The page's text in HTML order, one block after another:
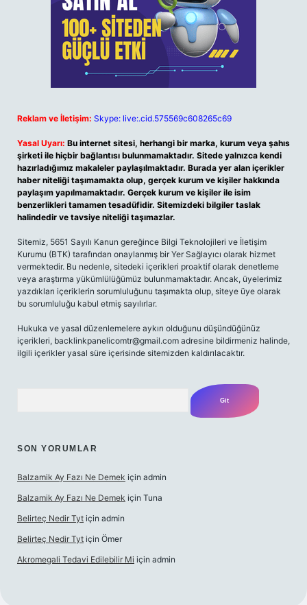
Reklam ve İletişim: Skype: live:.cid.575569c608265c69
Yasal Uyarı: Bu internet sitesi, herhangi bir marka, kurum veya şahıs
şirketi ile hiçbir bağlantısı bulunmamaktadır. Sitede yalnızca kendi
hazırladığımız makaleler paylaşılmaktadır. Burada yer alan içerikler
haber niteliği taşımamakta olup, gerçek kurum ve kişiler hakkında
paylaşım yapılmamaktadır. Gerçek kurum ve kişiler ile isim
benzerlikleri tamamen tesadüfidir. Sitemizdeki bilgiler taslak
halindedir ve tavsiye niteliği taşımazlar.
Sitemiz, 5651 Sayılı Kanun gereğince Bilgi Teknolojileri ve İletişim
Kurumu (BTK) tarafından onaylanmış bir Yer Sağlayıcı olarak hizmet
vermektedir. Bu nedenle, sitedeki içerikleri proaktif olarak denetleme
veya araştırma yükümlülüğümüz bulunmamaktadır. Ancak, üyelerimiz
yazdıkları içeriklerin sorumluluğunu taşımakta olup, siteye üye olarak
bu sorumluluğu kabul etmiş sayılırlar.
Hukuka ve yasal düzenlemelere aykırı olduğunu düşündüğünüz
içerikleri, backlinkpanelicomtr@gmail.com adresine bildirmeniz halinde,
ilgili içerikler yasal süre içerisinde sitemizden kaldırılacaktır.
SON YORUMLAR
Balzamik Ay Fazı Ne Demek için admin
Balzamik Ay Fazı Ne Demek için Tuna
Belirteç Nedir Tyt için admin
Belirteç Nedir Tyt için Ömer
Akromegali Tedavi Edilebilir Mi için admin